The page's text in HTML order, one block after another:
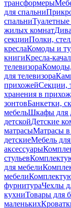
трансформеры
для спальни
спальниТуалетные
жилых комнат
секцииПолки,
креслаКомоды и
книгиКресла-
телевизора
для телевизора
прихожейСекции,
хранения в
зонтовБанкетки,
мебельШкафы для
детскойДетские
матрасыМатрасы в
детскиеМебель для
аксессуары
стульев
для мебели
мебели
фурнитураЧехлы
кухниТовары для
маленьких